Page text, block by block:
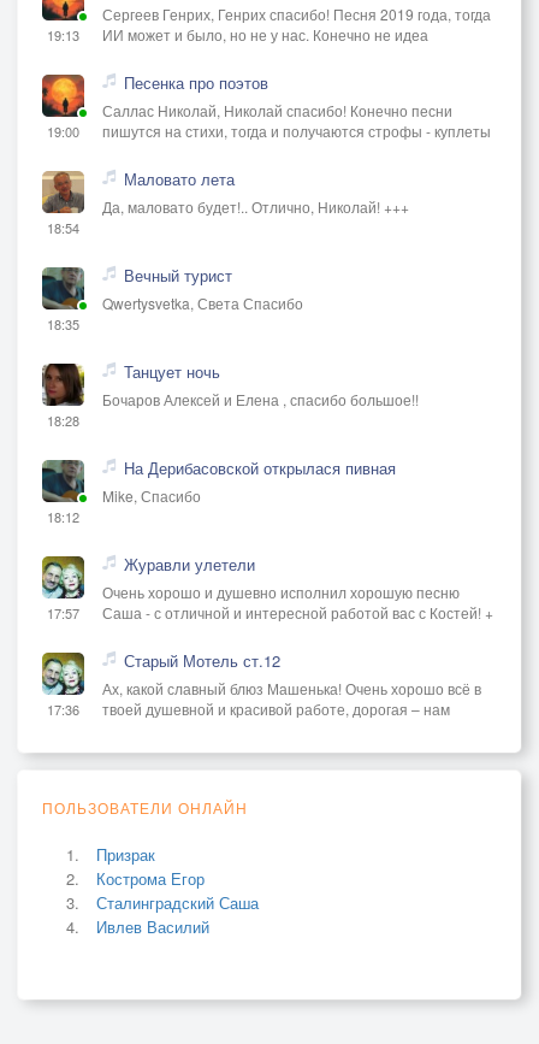
19:13
Сергеев Генрих, Генрих спасибо! Песня 2019 года, тогда
ИИ может и было, но не у нас. Конечно не идеа
19:00
Песенка про поэтов
Саллас Николай, Николай спасибо! Конечно песни
пишутся на стихи, тогда и получаются строфы - куплеты
18:54
Маловато лета
Да, маловато будет!.. Отлично, Николай! +++
18:35
Вечный турист
Qwertysvetka, Света Спасибо
18:28
Танцует ночь
Бочаров Алексей и Елена , спасибо большое!!
18:12
На Дерибасовской открылася пивная
Mike, Спасибо
17:57
Журавли улетели
Очень хорошо и душевно исполнил хорошую песню
Саша - с отличной и интересной работой вас с Костей! +
17:36
Старый Мотель ст.12
Ах, какой славный блюз Машенька! Очень хорошо всё в
твоей душевной и красивой работе, дорогая – нам
ПОЛЬЗОВАТЕЛИ ОНЛАЙН
Призрак
Кострома Егор
Сталинградский Саша
Ивлев Василий